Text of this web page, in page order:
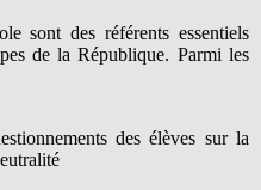
sont des référents essentiels
de la République. Parmi les
des élèves sur la